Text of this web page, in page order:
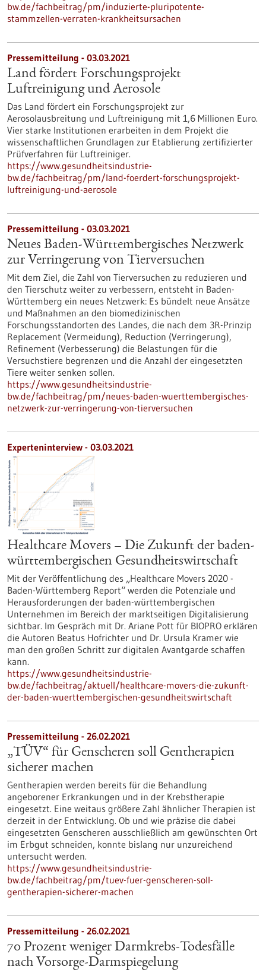
bw.de/fachbeitrag/pm/induzierte-pluripotente-
stammzellen-verraten-krankheitsursachen
Pressemitteilung - 03.03.2021
Land fördert Forschungsprojekt
Luftreinigung und Aerosole
Das Land fördert ein Forschungsprojekt zur
Aerosolausbreitung und Luftreinigung mit 1,6 Millionen Euro.
Vier starke Institutionen erarbeiten in dem Projekt die
wissenschaftlichen Grundlagen zur Etablierung zertifizierter
Prüfverfahren für Luftreiniger.
https://www.gesundheitsindustrie-
bw.de/fachbeitrag/pm/land-foerdert-forschungsprojekt-
luftreinigung-und-aerosole
Pressemitteilung - 03.03.2021
Neues Baden-Württembergisches Netzwerk
zur Verringerung von Tierversuchen
Mit dem Ziel, die Zahl von Tierversuchen zu reduzieren und
den Tierschutz weiter zu verbessern, entsteht in Baden-
Württemberg ein neues Netzwerk: Es bündelt neue Ansätze
und Maßnahmen an den biomedizinischen
Forschungsstandorten des Landes, die nach dem 3R-Prinzip
Replacement (Vermeidung), Reduction (Verringerung),
Refinement (Verbesserung) die Belastungen für die
Versuchstiere begrenzen und die Anzahl der eingesetzten
Tiere weiter senken sollen.
https://www.gesundheitsindustrie-
bw.de/fachbeitrag/pm/neues-baden-wuerttembergisches-
netzwerk-zur-verringerung-von-tierversuchen
Experteninterview - 03.03.2021
Healthcare Movers – Die Zukunft der baden-
württembergischen Gesundheitswirtschaft
Mit der Veröffentlichung des „Healthcare Movers 2020 -
Baden-Württemberg Report“ werden die Potenziale und
Herausforderungen der baden-württembergischen
Unternehmen im Bereich der marktseitigen Digitalisierung
sichtbar. Im Gespräch mit Dr. Ariane Pott für BIOPRO erklären
die Autoren Beatus Hofrichter und Dr. Ursula Kramer wie
man den großen Schritt zur digitalen Avantgarde schaffen
kann.
https://www.gesundheitsindustrie-
bw.de/fachbeitrag/aktuell/healthcare-movers-die-zukunft-
der-baden-wuerttembergischen-gesundheitswirtschaft
Pressemitteilung - 26.02.2021
„TÜV“ für Genscheren soll Gentherapien
sicherer machen
Gentherapien werden bereits für die Behandlung
angeborener Erkrankungen und in der Krebstherapie
eingesetzt. Eine weitaus größere Zahl ähnlicher Therapien ist
derzeit in der Entwicklung. Ob und wie präzise die dabei
eingesetzten Genscheren ausschließlich am gewünschten Ort
im Erbgut schneiden, konnte bislang nur unzureichend
untersucht werden.
https://www.gesundheitsindustrie-
bw.de/fachbeitrag/pm/tuev-fuer-genscheren-soll-
gentherapien-sicherer-machen
Pressemitteilung - 26.02.2021
70 Prozent weniger Darmkrebs-Todesfälle
nach Vorsorge-Darmspiegelung